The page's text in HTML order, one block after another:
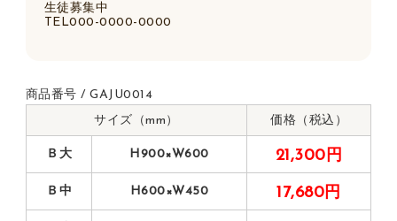
生徒募集中
TEL000-0000-0000
商品番号 / GAJU0014
サイズ（mm）
価格（税込）
Ｂ大 H900×W600 21,300円
Ｂ中 H600×W450 17,680円